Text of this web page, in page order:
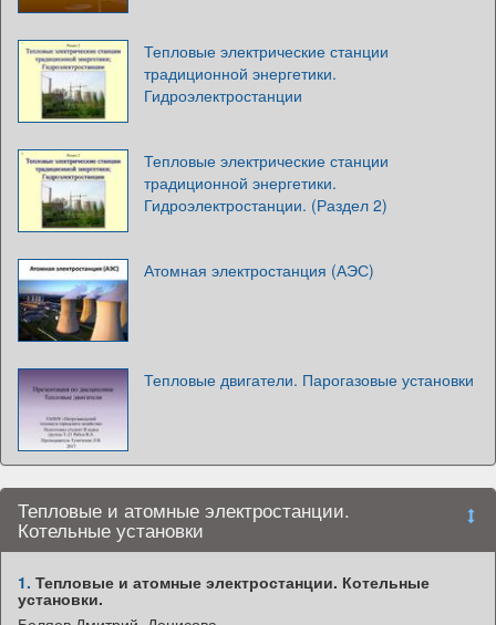
Тепловые электрические станции
традиционной энергетики.
Гидроэлектростанции
Тепловые электрические станции
традиционной энергетики.
Гидроэлектростанции. (Раздел 2)
Атомная электростанция (АЭС)
Тепловые двигатели. Парогазовые установки
Тепловые и атомные электростанции.
Котельные установки
1. Тепловые и атомные электростанции. Котельные
установки.